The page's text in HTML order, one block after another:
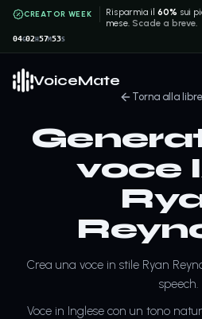
CREATOR WEEK Risparmia il60% sui
mese. Scade a breve.
04G02H 57M53S
VoiceMate
Torna alla
voce
Crea una voce in stile Ryan
speech.
Voce in Inglese con un tono